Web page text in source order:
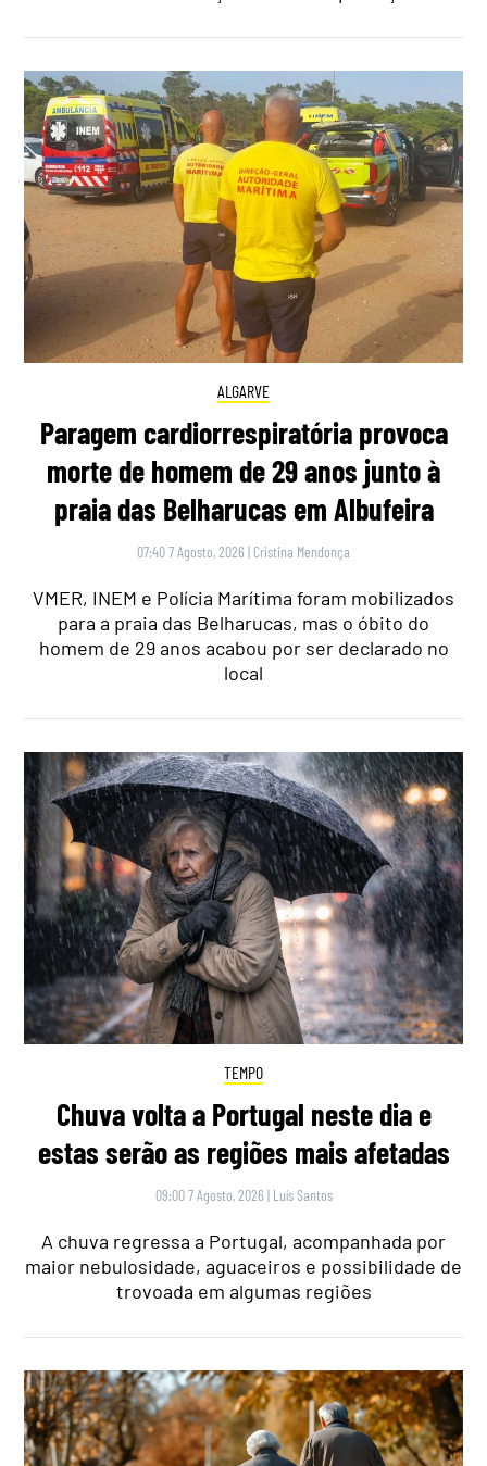
ALGARVE
Paragem cardiorrespiratória provoca
morte de homem de 29 anos junto à
praia das Belharucas em Albufeira
07:40 7 Agosto, 2026 | Cristina Mendonça
VMER, INEM e Polícia Marítima foram mobilizados
para a praia das Belharucas, mas o óbito do
homem de 29 anos acabou por ser declarado no
local
TEMPO
Chuva volta a Portugal neste dia e
estas serão as regiões mais afetadas
09:00 7 Agosto, 2026 | Luís Santos
A chuva regressa a Portugal, acompanhada por
maior nebulosidade, aguaceiros e possibilidade de
trovoada em algumas regiões